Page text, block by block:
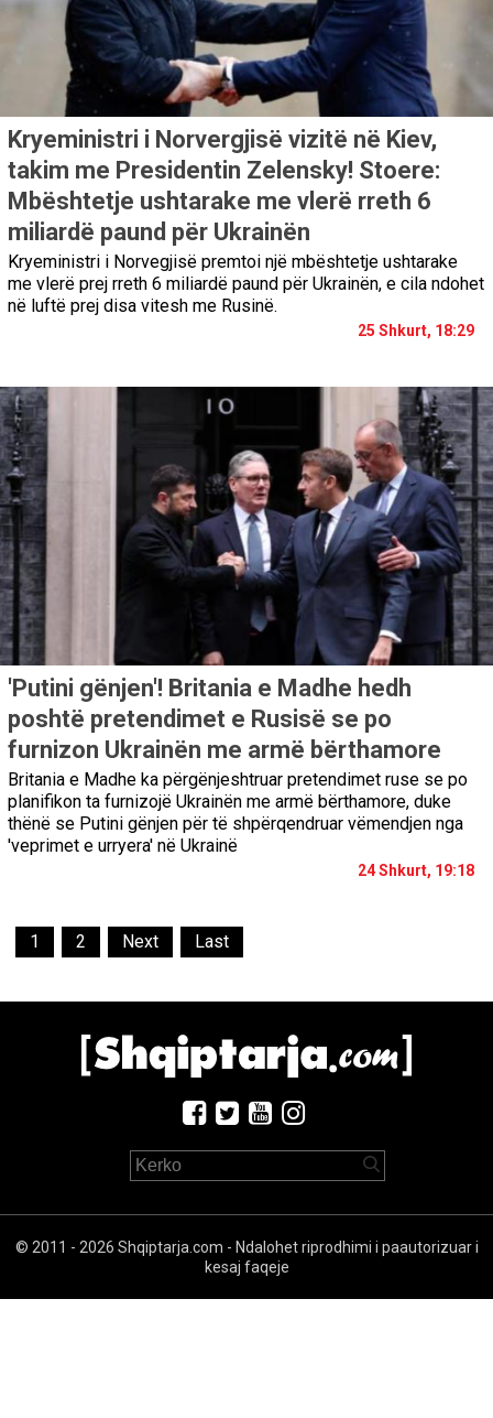
Kryeministri i Norvergjisë vizitë në Kiev,
takim me Presidentin Zelensky! Stoere:
Mbështetje ushtarake me vlerë rreth 6
miliardë paund për Ukrainën
Kryeministri i Norvegjisë premtoi një mbështetje ushtarake
me vlerë prej rreth 6 miliardë paund për Ukrainën, e cila ndohet
në luftë prej disa vitesh me Rusinë.
25 Shkurt, 18:29
'Putini gënjen'! Britania e Madhe hedh
poshtë pretendimet e Rusisë se po
furnizon Ukrainën me armë bërthamore
Britania e Madhe ka përgënjeshtruar pretendimet ruse se po
planifikon ta furnizojë Ukrainën me armë bërthamore, duke
thënë se Putini gënjen për të shpërqendruar vëmendjen nga
'veprimet e urryera' në Ukrainë
24 Shkurt, 19:18
1 2 Next Last
© 2011 - 2026 Shqiptarja.com - Ndalohet riprodhimi i paautorizuar i
kesaj faqeje